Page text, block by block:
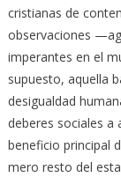
cristianas de
observaciones
imperantes en el
supuesto, aquella
desigualdad
deberes sociales a
beneficio principal
mero resto del